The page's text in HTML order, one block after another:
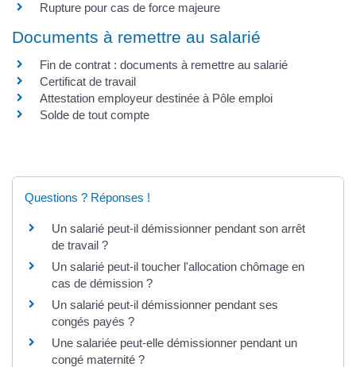
Rupture pour cas de force majeure
Documents à remettre au salarié
Fin de contrat : documents à remettre au salarié
Certificat de travail
Attestation employeur destinée à Pôle emploi
Solde de tout compte
Questions ? Réponses !
Un salarié peut-il démissionner pendant son arrêt
de travail ?
Un salarié peut-il toucher l'allocation chômage en
cas de démission ?
Un salarié peut-il démissionner pendant ses
congés payés ?
Une salariée peut-elle démissionner pendant un
congé maternité ?